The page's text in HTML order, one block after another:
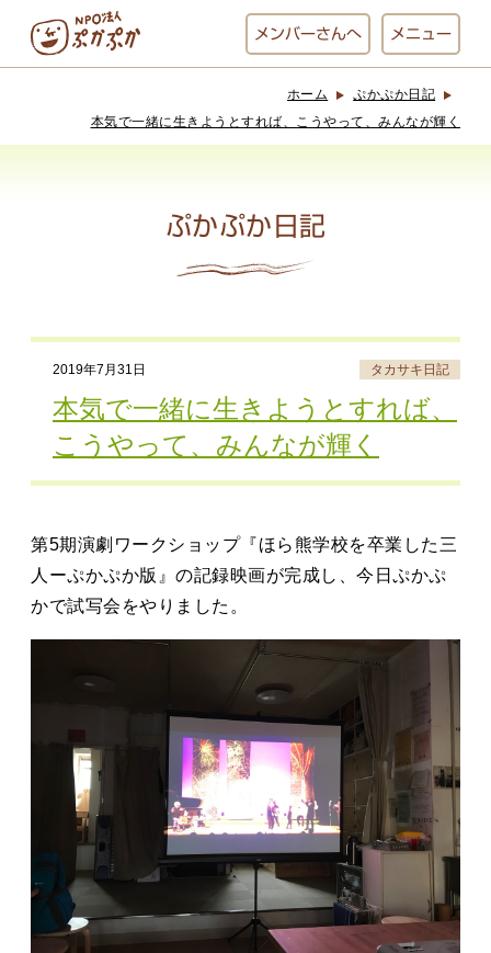
メンバーさんへ メニュー
ぷかぷか
お休み中
アート屋
わんど
でんぱた
ぷかぷかさんと
お知らせ
ホーム
ぷかぷか日記
本気で一緒に生きようとすれば、こうやって、みんなが輝く
ぷかぷか日記
2019年7月31日 タカサキ日記
本気で一緒に生きようとすれば、
こうやって、みんなが輝く
第5期演劇ワークショップ『ほら熊学校を卒業した三
人ーぷかぷか版』の記録映画が完成し、今日ぷかぷ
かで試写会をやりました。